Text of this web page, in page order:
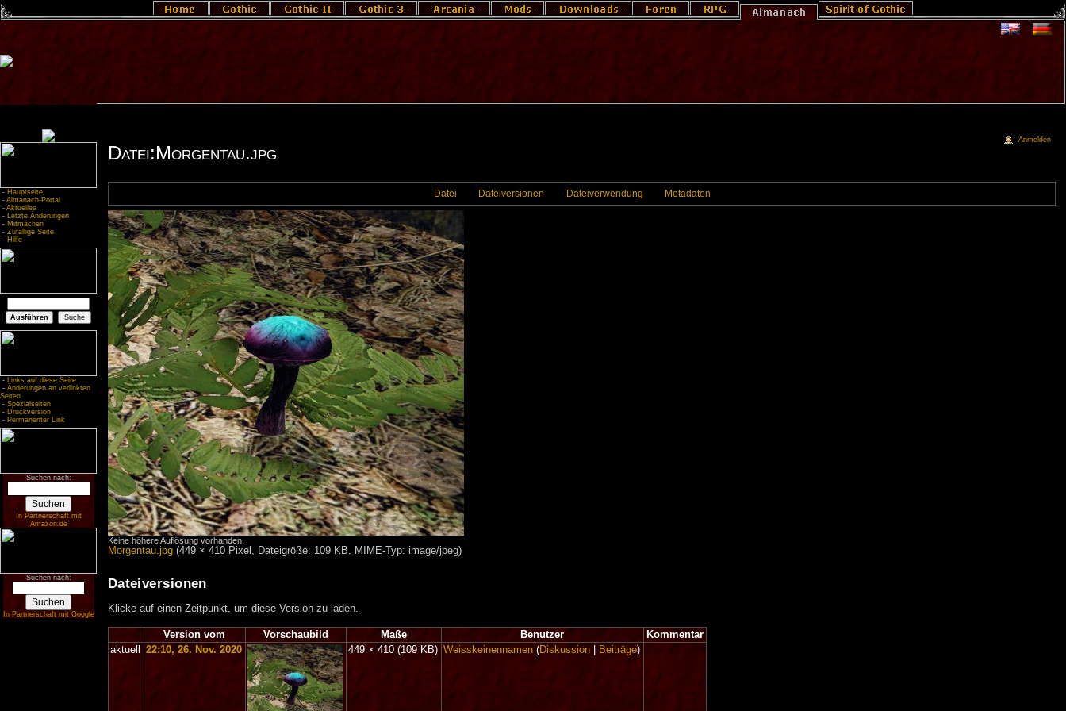
- Hauptseite
- Almanach-Portal
- Aktuelles
- Letzte Änderungen
- Mitmachen
- Zufällige Seite
- Hilfe
- Links auf diese Seite
- Änderungen an verlinkten
Seiten
- Spezialseiten
- Druckversion
- Permanenter Link
Suchen nach:
In Partnerschaft mit
Amazon.de
Suchen nach:
In Partnerschaft mit Google
Datei:Morgentau.jpg
Datei Dateiversionen Dateiverwendung Metadaten
Keine höhere Auflösung vorhanden.
Morgentau.jpg‎ (449 × 410 Pixel, Dateigröße: 109 KB, MIME-Typ: image/jpeg)
Dateiversionen
Klicke auf einen Zeitpunkt, um diese Version zu laden.
Version vom Vorschaubild Maße Benutzer
Kommentar
aktuell
22:10, 26. Nov. 2020 449 × 410(109 KB) Weisskeinennamen (Diskussion Beiträge)
Anmelden